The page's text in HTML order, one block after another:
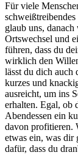
Für viele
glaub uns,
Ortswechsel und
führen, dass du
wirklich den
lässt du dich auch
kurzes und
ausreicht, um ins
erhalten. Egal, ob
Abendessen ein
davon profitieren.
etwas ein, was
dafür, dass du